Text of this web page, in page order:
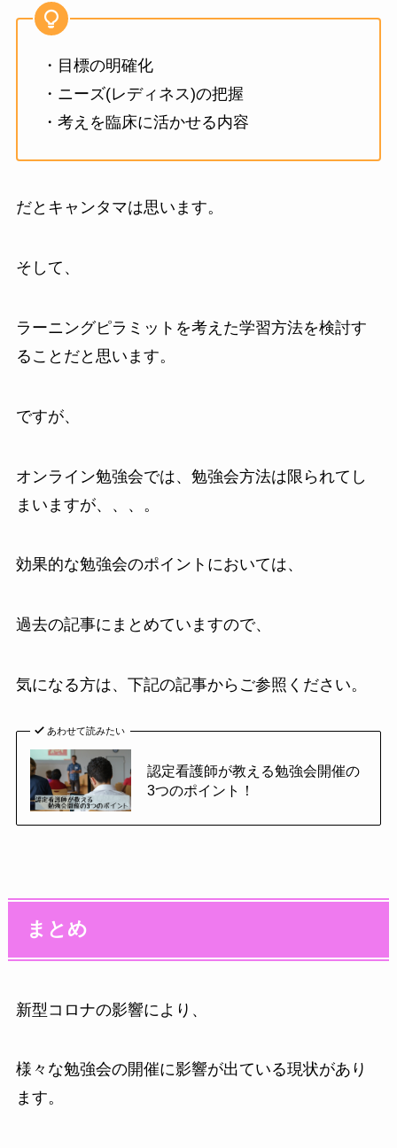
・目標の明確化
・ニーズ(レディネス)の把握
・考えを臨床に活かせる内容
だとキャンタマは思います。
そして、
ラーニングピラミットを考えた学習方法を検討す
ることだと思います。
ですが、
オンライン勉強会では、勉強会方法は限られてし
まいますが、、、。
効果的な勉強会のポイントにおいては、
過去の記事にまとめていますので、
気になる方は、下記の記事からご参照ください。
あわせて読みたい
認定看護師が教える勉強会開催の
3つのポイント！
まとめ
新型コロナの影響により、
様々な勉強会の開催に影響が出ている現状があり
ます。